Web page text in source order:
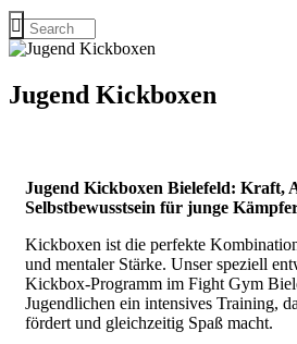
Jugend Kickboxen
Jugend Kickboxen Bielefeld: Kraft,
Selbstbewusstsein für junge
Kickboxen ist die perfekte
und mentaler Stärke. Unser speziell
Kickbox-Programm im Fight Gym
Jugendlichen ein intensives Training,
fördert und gleichzeitig Spaß macht.